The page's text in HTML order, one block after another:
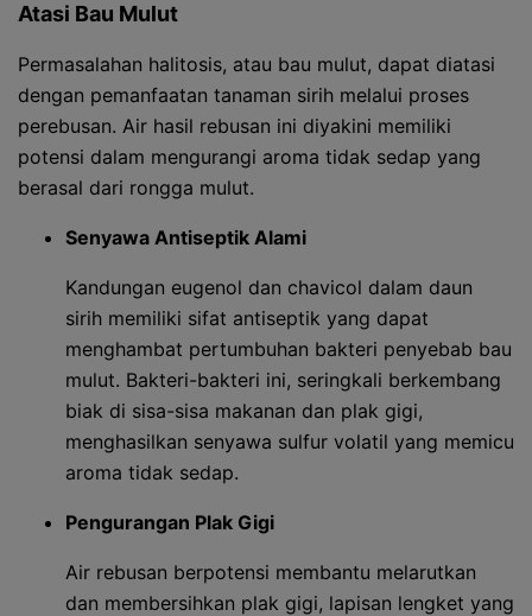
Atasi Bau Mulut
Permasalahan halitosis, atau bau mulut, dapat diatasi
dengan pemanfaatan tanaman sirih melalui proses
perebusan. Air hasil rebusan ini diyakini memiliki
potensi dalam mengurangi aroma tidak sedap yang
berasal dari rongga mulut.
Senyawa Antiseptik Alami
Kandungan eugenol dan chavicol dalam daun
sirih memiliki sifat antiseptik yang dapat
menghambat pertumbuhan bakteri penyebab bau
mulut. Bakteri-bakteri ini, seringkali berkembang
biak di sisa-sisa makanan dan plak gigi,
menghasilkan senyawa sulfur volatil yang memicu
aroma tidak sedap.
Pengurangan Plak Gigi
Air rebusan berpotensi membantu melarutkan
dan membersihkan plak gigi, lapisan lengket yang